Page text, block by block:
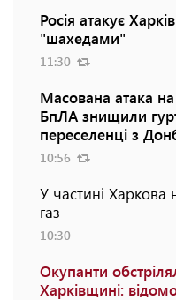
Росія атакує
"шахедами"
11:30
Масована атака
БпЛА знищили
переселенці з
10:56
У частині Харкова
газ
10:30
Окупанти
Харківщині: